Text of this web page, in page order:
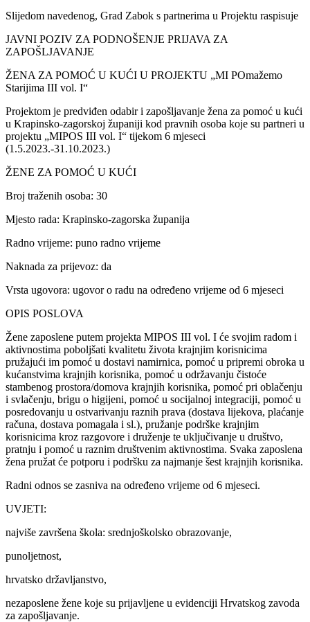
Slijedom navedenog, Grad Zabok s partnerima u Projektu raspisuje
JAVNI POZIV ZA PODNOŠENJE PRIJAVA ZA
ZAPOŠLJAVANJE
ŽENA ZA POMOĆ U KUĆI U PROJEKTU „MI POmažemo
Starijima III vol. I“
Projektom je predviđen odabir i zapošljavanje žena za pomoć u kući
u Krapinsko-zagorskoj županiji kod pravnih osoba koje su partneri u
projektu „MIPOS III vol. I“ tijekom 6 mjeseci
(1.5.2023.-31.10.2023.)
ŽENE ZA POMOĆ U KUĆI
Broj traženih osoba: 30
Mjesto rada: Krapinsko-zagorska županija
Radno vrijeme: puno radno vrijeme
Naknada za prijevoz: da
Vrsta ugovora: ugovor o radu na određeno vrijeme od 6 mjeseci
OPIS POSLOVA
Žene zaposlene putem projekta MIPOS III vol. I će svojim radom i
aktivnostima poboljšati kvalitetu života krajnjim korisnicima
pružajući im pomoć u dostavi namirnica, pomoć u pripremi obroka u
kućanstvima krajnjih korisnika, pomoć u održavanju čistoće
stambenog prostora/domova krajnjih korisnika, pomoć pri oblačenju
i svlačenju, brigu o higijeni, pomoć u socijalnoj integraciji, pomoć u
posredovanju u ostvarivanju raznih prava (dostava lijekova, plaćanje
računa, dostava pomagala i sl.), pružanje podrške krajnjim
korisnicima kroz razgovore i druženje te uključivanje u društvo,
pratnju i pomoć u raznim društvenim aktivnostima. Svaka zaposlena
žena pružat će potporu i podršku za najmanje šest krajnjih korisnika.
Radni odnos se zasniva na određeno vrijeme od 6 mjeseci.
UVJETI:
najviše završena škola: srednjoškolsko obrazovanje,
punoljetnost,
hrvatsko državljanstvo,
nezaposlene žene koje su prijavljene u evidenciji Hrvatskog zavoda
za zapošljavanje.